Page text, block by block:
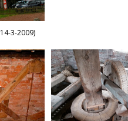
3-2009)